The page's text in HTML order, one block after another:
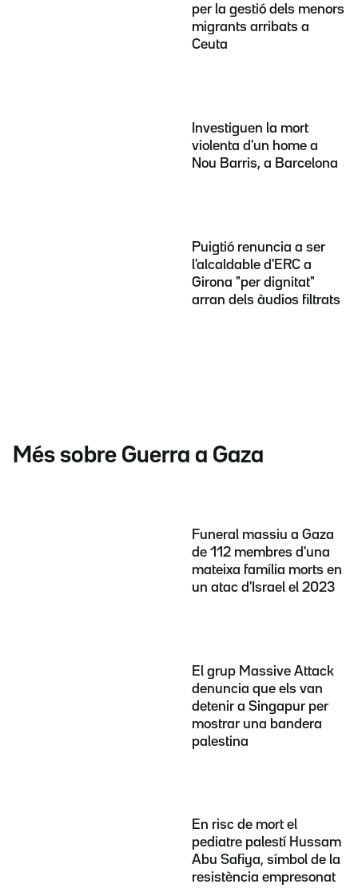
per la gestió dels menors
migrants arribats a
Ceuta
Investiguen la mort
violenta d'un home a
Nou Barris, a Barcelona
Puigtió renuncia a ser
l'alcaldable d'ERC a
Girona "per dignitat"
arran dels àudios filtrats
Més sobre Guerra a Gaza
Funeral massiu a Gaza
de 112 membres d'una
mateixa família morts en
un atac d'Israel el 2023
El grup Massive Attack
denuncia que els van
detenir a Singapur per
mostrar una bandera
palestina
En risc de mort el
pediatre palestí Hussam
Abu Safiya, símbol de la
resistència empresonat